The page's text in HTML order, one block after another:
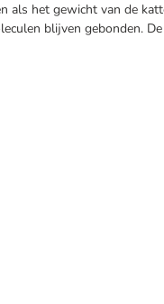
het gewicht van de
blijven gebonden.